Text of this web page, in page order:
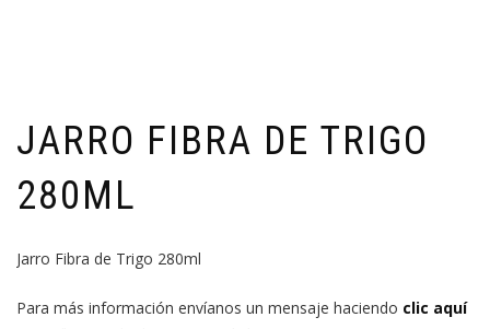
JARRO FIBRA DE TRIGO
280ML
Jarro Fibra de Trigo 280ml
Para más información envíanos un mensaje haciendo clic aquí